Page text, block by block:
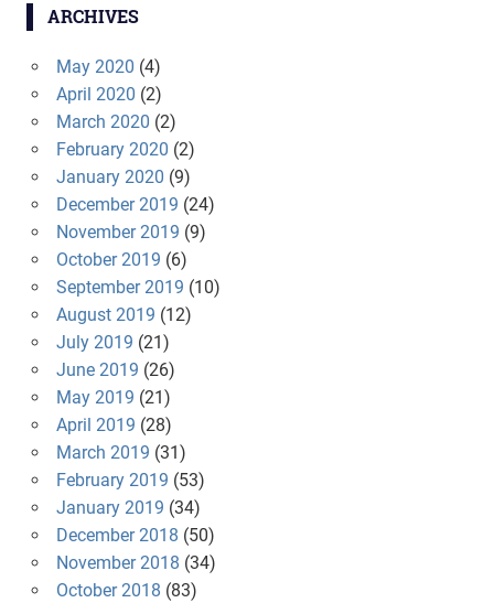
ARCHIVES
May 2020 (4)
April 2020 (2)
March 2020 (2)
February 2020 (2)
January 2020 (9)
December 2019 (24)
November 2019 (9)
October 2019 (6)
September 2019 (10)
August 2019 (12)
July 2019 (21)
June 2019 (26)
May 2019 (21)
April 2019 (28)
March 2019 (31)
February 2019 (53)
January 2019 (34)
December 2018 (50)
November 2018 (34)
October 2018 (83)